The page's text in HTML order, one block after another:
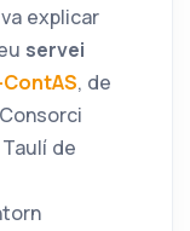
explicar
servei
, de
de